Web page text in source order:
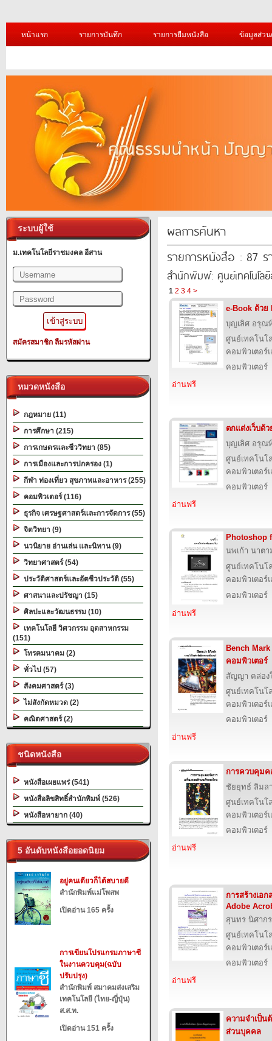
หน้าแรก รายการบันทึก รายการยืมหนังสือ ข้อมูลส่ว
ระบบผู้ใช้
ม.เทคโนโลยีราชมงคล อีสาน
สมัครสมาชิก ลืมรหัสผ่าน
หมวดหนังสือ
กฎหมาย (11)
การศึกษา (215)
การเกษตรและชีววิทยา (85)
การเมืองและการปกครอง (1)
กีฬา ท่องเที่ยว สุขภาพและอาหาร (255)
คอมพิวเตอร์ (116)
ธุรกิจ เศรษฐศาสตร์และการจัดการ (55)
จิตวิทยา (9)
นวนิยาย อ่านเล่น และนิทาน (9)
วิทยาศาสตร์ (54)
ประวัติศาสตร์และอัตชีวประวัติ (55)
ศาสนาและปรัชญา (15)
ศิลปะและวัฒนธรรม (10)
เทคโนโลยี วิศวกรรม อุตสาหกรรม
(151)
โทรคมนาคม (2)
ทั่วไป (57)
สังคมศาสตร์ (3)
ไม่สังกัดหมวด (2)
คณิตศาสตร์ (2)
ชนิดหนังสือ
หนังสือเผยแพร่ (541)
หนังสือลิขสิทธิ์สำนักพิมพ์ (526)
หนังสือหายาก (40)
5 อันดับหนังสือยอดนิยม
อยู่คนเดียวก็ได้สบายดี
สำนักพิมพ์แม่โพสพ
เปิดอ่าน 165 ครั้ง
การเขียนโปรแกรมภาษาซี
ในงานควบคุม(ฉบับ
ปรับปรุง)
สำนักพิมพ์ สมาคมส่งเสริม
เทคโนโลยี (ไทย-ญี่ปุ่น)
ส.ส.ท.
เปิดอ่าน 151 ครั้ง
ผลการค้นหา
รายการหนังสือ : 87 ร
สำนักพิมพ์: ศูนย์เทคโนโล
1 2 3 4 >
e-Book ด้วย
บุญเลิศ อรุณ
ศูนย์เทคโนโ
คอมพิวเตอร์
คอมพิวเตอร์
อ่านฟรี
ตกแต่งเว็บด้
บุญเลิศ อรุณ
ศูนย์เทคโนโ
คอมพิวเตอร์
คอมพิวเตอร์
อ่านฟรี
Photoshop
นพเก้า นาต
ศูนย์เทคโนโ
คอมพิวเตอร์
คอมพิวเตอร์
อ่านฟรี
Bench
คอมพิวเตอร์
สัญญา คล่อง
ศูนย์เทคโนโ
คอมพิวเตอร์
คอมพิวเตอร์
อ่านฟรี
การควบคุมค
ชัยยุทธ์ ลิมล
ศูนย์เทคโนโ
คอมพิวเตอร์
คอมพิวเตอร์
อ่านฟรี
การสร้างเอ
Adobe
สุนทร นิศากร
ศูนย์เทคโนโ
คอมพิวเตอร์
คอมพิวเตอร์
อ่านฟรี
ความจำเป็น
ส่วนบุคคล